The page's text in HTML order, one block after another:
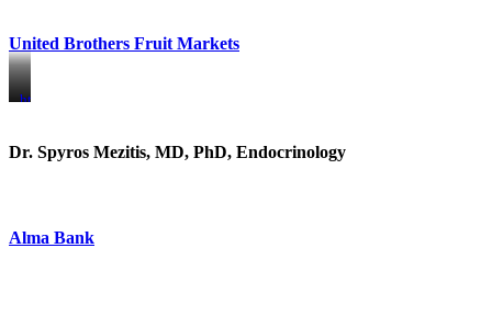
United Brothers Fruit Markets
https://www.unitedbrothersfruitmarkets.com/
https://www.unitedbrothersfruitmarkets.com/
Dr. Spyros Mezitis, MD, PhD, Endocrinology
Alma Bank